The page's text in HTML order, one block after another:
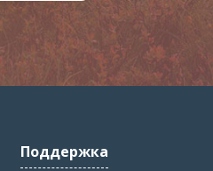
Поддержка